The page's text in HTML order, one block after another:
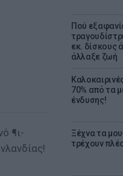
Πού
εκ. δίσκους
άλλαξε ζωή
70% από τα
ένδυσης!
Ξέχνα τα
τρέχουν
¶ι-